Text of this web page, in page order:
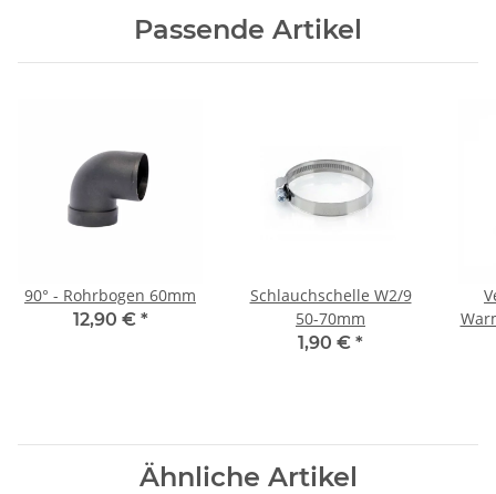
Passende Artikel
90° - Rohrbogen 60mm
12,90 € *
Schlauchschelle W2/9
50-70mm
1,90 € *
Ähnliche Artikel